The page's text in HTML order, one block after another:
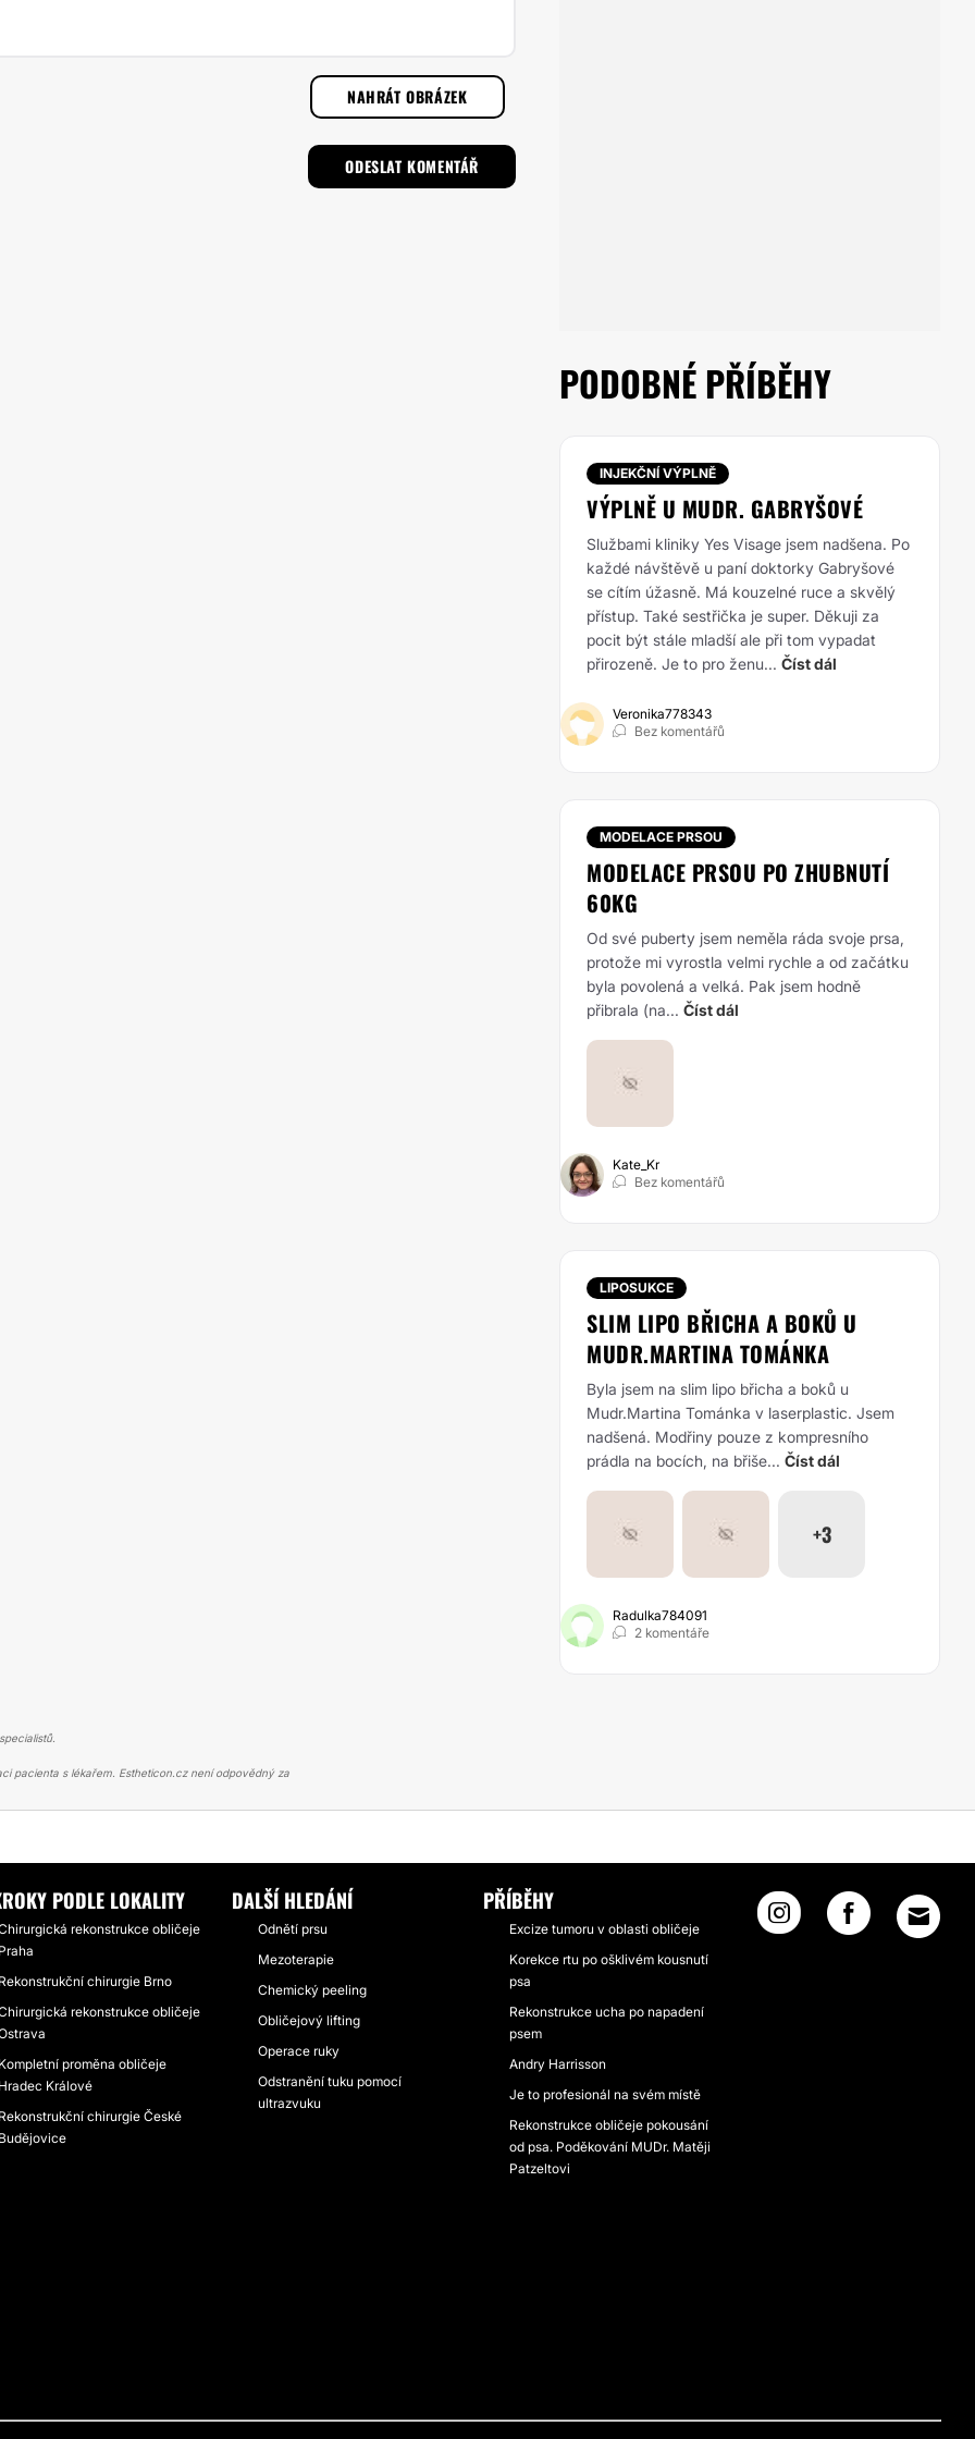
NAHRÁT OBRÁZEK
PODOBNÉ PŘÍBĚHY
INJEKČNÍ VÝPLNĚ
VÝPLNĚ U MUDR. GABRYŠOVÉ
Službami kliniky Yes Visage jsem nadšena. Po
každé návštěvě u paní doktorky Gabryšové
se cítím úžasně. Má kouzelné ruce a skvělý
přístup. Také sestřička je super. Děkuji za
pocit být stále mladší ale při tom vypadat
přirozeně. Je to pro ženu... Číst dál
Veronika778343
Bez komentářů
MODELACE PRSOU
MODELACE PRSOU PO ZHUBNUTÍ
60KG
Od své puberty jsem neměla ráda svoje prsa,
protože mi vyrostla velmi rychle a od začátku
byla povolená a velká. Pak jsem hodně
přibrala (na... Číst dál
Kate_Kr
Bez komentářů
LIPOSUKCE
SLIM LIPO BŘICHA A BOKŮ U
MUDR.MARTINA TOMÁNKA
Byla jsem na slim lipo břicha a boků u
Mudr.Martina Tománka v laserplastic. Jsem
nadšená. Modřiny pouze z kompresního
prádla na bocích, na břiše... Číst dál
+3
Radulka784091
2 komentáře
pacienta s lékařem. Estheticon.cz není odpovědný za
REKONSTRUKCE OBLIČEJE
PODLE LOKALITY
rekonstrukce obličeje
Praha
Rekonstrukční chirurgie Brno
rekonstrukce obličeje
Kompletní proměna obličeje
Hradec Králové
Rekonstrukční chirurgie České
Budějovice
DALŠÍ HLEDÁNÍ
Odnětí prsu
Mezoterapie
Chemický peeling
Obličejový lifting
Operace ruky
Odstranění tuku pomocí
ultrazvuku
PŘÍBĚHY
Excize tumoru v oblasti obličeje
Korekce rtu po ošklivém kousnutí
psa
Rekonstrukce ucha po napadení
psem
Andry Harrisson
Je to profesionál na svém místě
Rekonstrukce obličeje pokousání
od psa. Poděkování MUDr. Matěji
Patzeltovi